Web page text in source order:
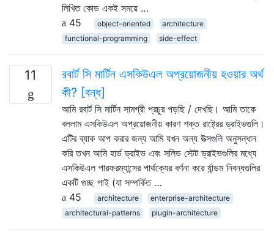
লিখিত কোড একই সময়ে …
45
object-oriented
architecture
functional-programming
side-effect
11
রবার্ট সি মার্টিন এসকিউএল অপ্রয়োজনীয় হওয়ার অর্থ
কী? [বন্ধ]
আমি রবার্ট সি মার্টিন সামগ্রী প্রচুর পড়ছি / দেখছি। আমি তাকে
বললাম এসকিউএল অপ্রয়োজনীয় কারণ শক্ত রাষ্ট্রের ড্রাইভগুলি।
এটির ব্যাক আপ করার জন্য আমি যখন অন্য উত্সগুলি অনুসন্ধান
করি তখন আমি হার্ড ড্রাইভ এবং সলিড স্টেট ড্রাইভগুলির মধ্যে
এসকিউএল পারফরম্যান্সের পার্থক্যের বর্ণনা করে র্যান্ডম নিবন্ধগুলির
একটি গুচ্ছ পাই (যা সম্পর্কিত …
45
architecture
enterprise-architecture
architectural-patterns
plugin-architecture